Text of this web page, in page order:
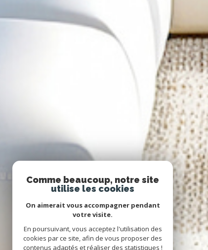
Comme beaucoup, notre site
utilise les cookies
On aimerait vous accompagner pendant
votre visite.
En poursuivant, vous acceptez l'utilisation des
cookies par ce site, afin de vous proposer des
contenus adaptés et réaliser des statistiques !